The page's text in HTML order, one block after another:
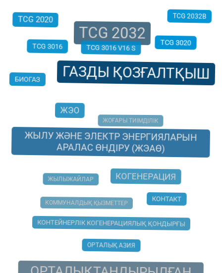
TCG 2020 TCG 2032 TCG 2032B
TCG 3016
TCG 3016 V16 S
TCG 3020
БИОГАЗ ГАЗДЫ ҚОЗҒАЛТҚЫШ
ЖЭО
ЖОҒАРЫ ТИІМДІЛІК
ЖЫЛУ ЖӘНЕ ЭЛЕКТР ЭНЕРГИЯЛАРЫН
АРАЛАС ӨНДІРУ (ЖЭАӨ)
ЖЫЛЫЖАЙЛАР КОГЕНЕРАЦИЯ
КОММУНАЛДЫҚ ҚЫЗМЕТТЕР КОНТАКТ
КОНТЕЙНЕРЛІК КОГЕНЕРАЦИЯЛЫҚ ҚОНДЫРҒЫ
ОРТАЛЫҚ АЗИЯ